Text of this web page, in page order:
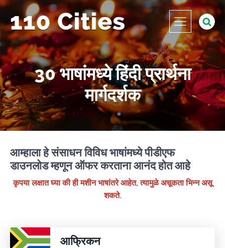
30 भाषांमध्ये हिंदी प्रार्थना
मार्गदर्शक
आम्हाला हे संसाधन विविध भाषांमध्ये पीडीएफ
डाउनलोड म्हणून ऑफर करताना आनंद होत आहे
कृपया लक्षात घ्या की ही मशीन भाषांतरे आहेत, त्यामुळे अचूकता भिन्न असू
शकते.
आफ्रिकन